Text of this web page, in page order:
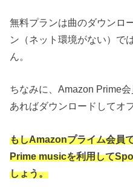
無料プランは曲のダウンロ
ン（ネット環境がない）で
ん。
ちなみに、Amazon Prime
あればダウンロードしてオ
もしAmazonプライム会員
Prime musicを利用して
しょう。